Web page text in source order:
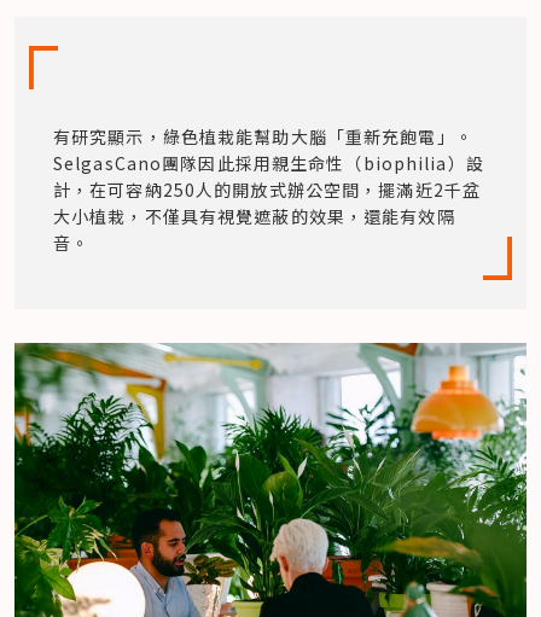
有研究顯示，綠色植栽能幫助大腦「重新充飽電」。
SelgasCano團隊因此採用親生命性（biophilia）設
計，在可容納250人的開放式辦公空間，擺滿近2千盆
大小植栽，不僅具有視覺遮蔽的效果，還能有效隔
音。